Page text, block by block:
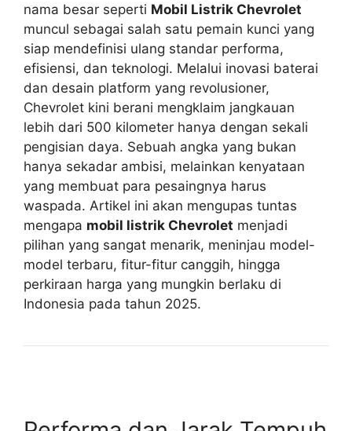
nama besar seperti Mobil Listrik Chevrolet
muncul sebagai salah satu pemain kunci yang
siap mendefinisi ulang standar performa,
efisiensi, dan teknologi. Melalui inovasi baterai
dan desain platform yang revolusioner,
Chevrolet kini berani mengklaim jangkauan
lebih dari 500 kilometer hanya dengan sekali
pengisian daya. Sebuah angka yang bukan
hanya sekadar ambisi, melainkan kenyataan
yang membuat para pesaingnya harus
waspada. Artikel ini akan mengupas tuntas
mengapa mobil listrik Chevrolet menjadi
pilihan yang sangat menarik, meninjau model-
model terbaru, fitur-fitur canggih, hingga
perkiraan harga yang mungkin berlaku di
Indonesia pada tahun 2025.